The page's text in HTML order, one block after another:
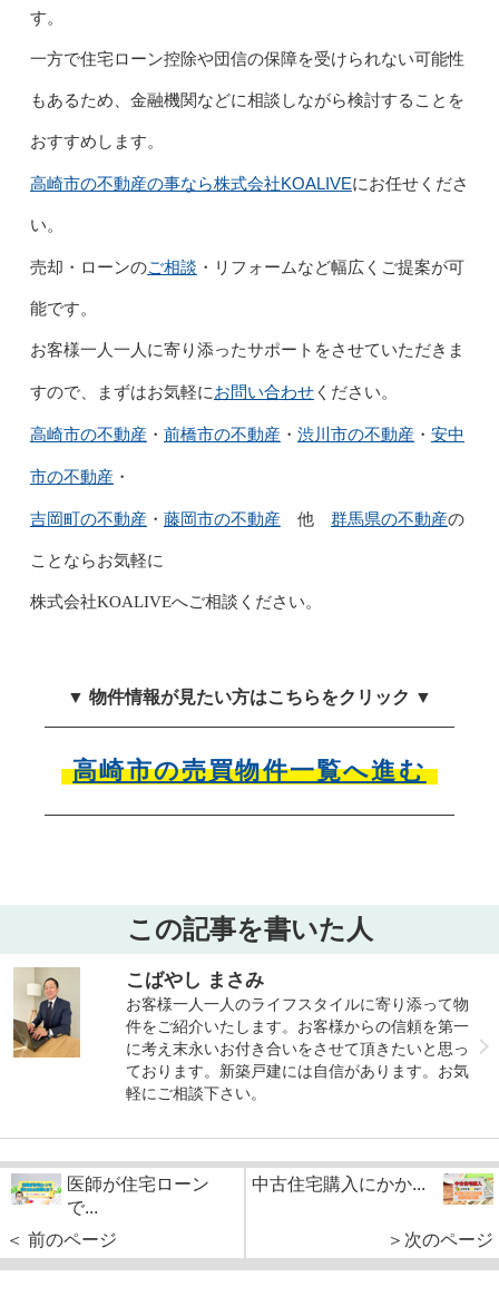
す。
一方で住宅ローン控除や団信の保障を受けられない可能性
もあるため、金融機関などに相談しながら検討することを
おすすめします。
高崎市の不動産の事なら株式会社KOALIVEにお任せくださ
い。
売却・ローンのご相談 ・リフォームなど幅広くご提案が可
能です。
お客様一人一人に寄り添ったサポートをさせていただきま
すので、まずはお気軽にお問い合わせください。
高崎市の不動産 ・ 前橋市の不動産 ・ 渋川市の不動産 ・ 安中
市の不動産 ・
吉岡町の不動産 ・ 藤岡市の不動産 他 群馬県の不動産の
ことならお気軽に
株式会社KOALIVEへご相談ください。
▼ 物件情報が見たい方はこちらをクリック ▼
高崎市の売買物件一覧へ進む
この記事を書いた人
こばやし まさみ
お客様一人一人のライフスタイルに寄り添って物
件をご紹介いたします。お客様からの信頼を第一
に考え末永いお付き合いをさせて頂きたいと思っ
ております。新築戸建には自信があります。お気
軽にご相談下さい。
医師が住宅ローン
で...
＜ 前のページ
中古住宅購入にかか...
＞次のページ